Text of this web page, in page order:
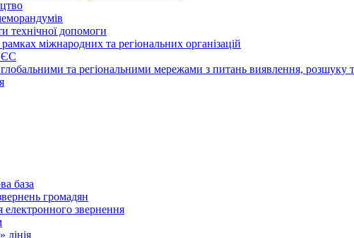
технічної допомоги
міжнародних та регіональних організацій
ЄС
та регіональними мережами з питань виявлення, розшуку
база
громадян
звернення
лінія